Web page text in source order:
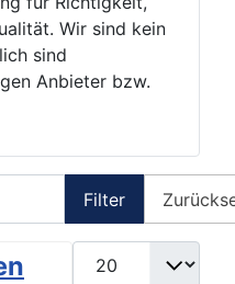
Wir sind kein
sind
Anbieter bzw.
Filter
Anzeige #